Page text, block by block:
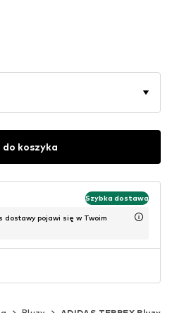
do koszyka
Szybka dostawa
dostawy pojawi się w Twoim